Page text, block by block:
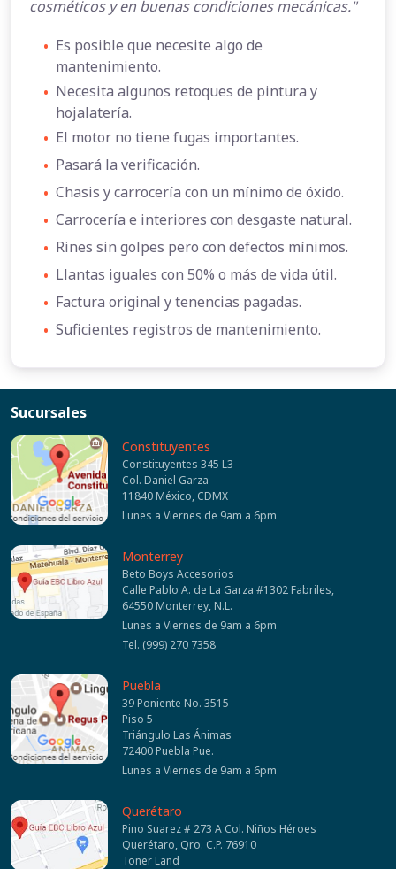
cosméticos y en buenas condiciones mecánicas."
• Es posible que necesite algo de
mantenimiento.
• Necesita algunos retoques de pintura y
hojalatería.
• El motor no tiene fugas importantes.
• Pasará la verificación.
• Chasis y carrocería con un mínimo de óxido.
• Carrocería e interiores con desgaste natural.
• Rines sin golpes pero con defectos mínimos.
• Llantas iguales con 50% o más de vida útil.
• Factura original y tenencias pagadas.
• Suficientes registros de mantenimiento.
Sucursales
Constituyentes
Constituyentes 345 L3
Col. Daniel Garza
11840 México, CDMX
Lunes a Viernes de 9am a 6pm
Monterrey
Beto Boys Accesorios
Calle Pablo A. de La Garza #1302 Fabriles,
64550 Monterrey, N.L.
Lunes a Viernes de 9am a 6pm
Tel. (999) 270 7358
Puebla
39 Poniente No. 3515
Piso 5
Triángulo Las Ánimas
72400 Puebla Pue.
Lunes a Viernes de 9am a 6pm
Querétaro
Pino Suarez # 273 A Col. Niños Héroes
Querétaro, Qro. C.P. 76910
Toner Land